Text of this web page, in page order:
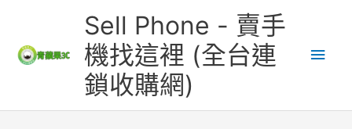
Sell Phone - 賣手
機找這裡 (全台連
鎖收購網)
要
單